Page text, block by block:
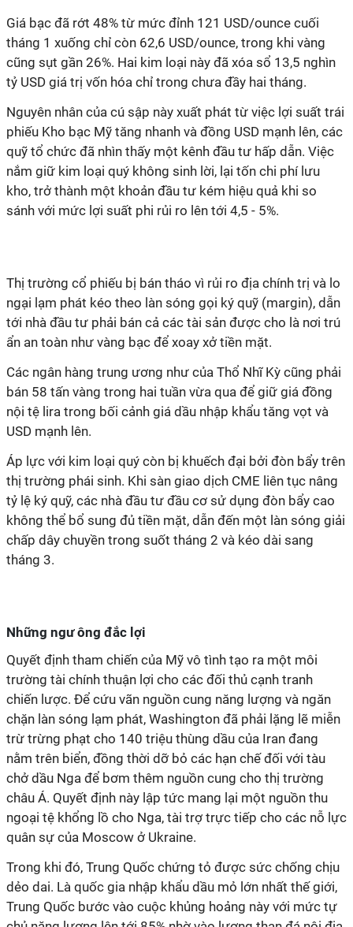
Giá bạc đã rớt 48% từ mức đỉnh 121 USD/ounce cuối
tháng 1 xuống chỉ còn 62,6 USD/ounce, trong khi vàng
cũng sụt gần 26%. Hai kim loại này đã xóa sổ 13,5 nghìn
tỷ USD giá trị vốn hóa chỉ trong chưa đầy hai tháng.
Nguyên nhân của cú sập này xuất phát từ việc lợi suất trái
phiếu Kho bạc Mỹ tăng nhanh và đồng USD mạnh lên, các
quỹ tổ chức đã nhìn thấy một kênh đầu tư hấp dẫn. Việc
nắm giữ kim loại quý không sinh lời, lại tốn chi phí lưu
kho, trở thành một khoản đầu tư kém hiệu quả khi so
sánh với mức lợi suất phi rủi ro lên tới 4,5 - 5%.
Thị trường cổ phiếu bị bán tháo vì rủi ro địa chính trị và lo
ngại lạm phát kéo theo làn sóng gọi ký quỹ (margin), dẫn
tới nhà đầu tư phải bán cả các tài sản được cho là nơi trú
ẩn an toàn như vàng bạc để xoay xở tiền mặt.
Các ngân hàng trung ương như của Thổ Nhĩ Kỳ cũng phải
bán 58 tấn vàng trong hai tuần vừa qua để giữ giá đồng
nội tệ lira trong bối cảnh giá dầu nhập khẩu tăng vọt và
USD mạnh lên.
Áp lực với kim loại quý còn bị khuếch đại bởi đòn bẩy trên
thị trường phái sinh. Khi sàn giao dịch CME liên tục nâng
tỷ lệ ký quỹ, các nhà đầu tư đầu cơ sử dụng đòn bẩy cao
không thể bổ sung đủ tiền mặt, dẫn đến một làn sóng giải
chấp dây chuyền trong suốt tháng 2 và kéo dài sang
tháng 3.
Những ngư ông đắc lợi
Quyết định tham chiến của Mỹ vô tình tạo ra một môi
trường tài chính thuận lợi cho các đối thủ cạnh tranh
chiến lược. Để cứu vãn nguồn cung năng lượng và ngăn
chặn làn sóng lạm phát, Washington đã phải lặng lẽ miễn
trừ trừng phạt cho 140 triệu thùng dầu của Iran đang
nằm trên biển, đồng thời dỡ bỏ các hạn chế đối với tàu
chở dầu Nga để bơm thêm nguồn cung cho thị trường
châu Á. Quyết định này lập tức mang lại một nguồn thu
ngoại tệ khổng lồ cho Nga, tài trợ trực tiếp cho các nỗ lực
quân sự của Moscow ở Ukraine.
Trong khi đó, Trung Quốc chứng tỏ được sức chống chịu
dẻo dai. Là quốc gia nhập khẩu dầu mỏ lớn nhất thế giới,
Trung Quốc bước vào cuộc khủng hoảng này với mức tự